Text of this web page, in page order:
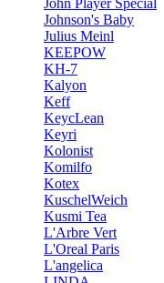
John Player Special
Johnson's Baby
Julius Meinl
KEEPOW
KH-7
Kalyon
Keff
KeycLean
Keyri
Kolonist
Komilfo
Kotex
KuschelWeich
Kusmi Tea
L'Arbre Vert
L'Oreal Paris
L'angelica